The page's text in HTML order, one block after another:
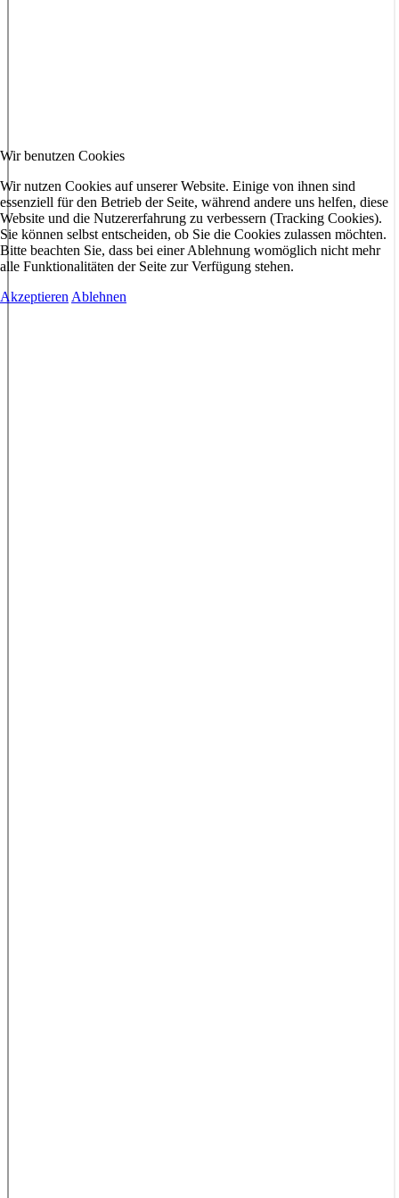
Wir benutzen Cookies
Wir nutzen Cookies auf unserer Website. Einige von ihnen sind
essenziell für den Betrieb der Seite, während andere uns helfen, diese
Website und die Nutzererfahrung zu verbessern (Tracking Cookies).
Sie können selbst entscheiden, ob Sie die Cookies zulassen möchten.
Bitte beachten Sie, dass bei einer Ablehnung womöglich nicht mehr
alle Funktionalitäten der Seite zur Verfügung stehen.
Akzeptieren Ablehnen